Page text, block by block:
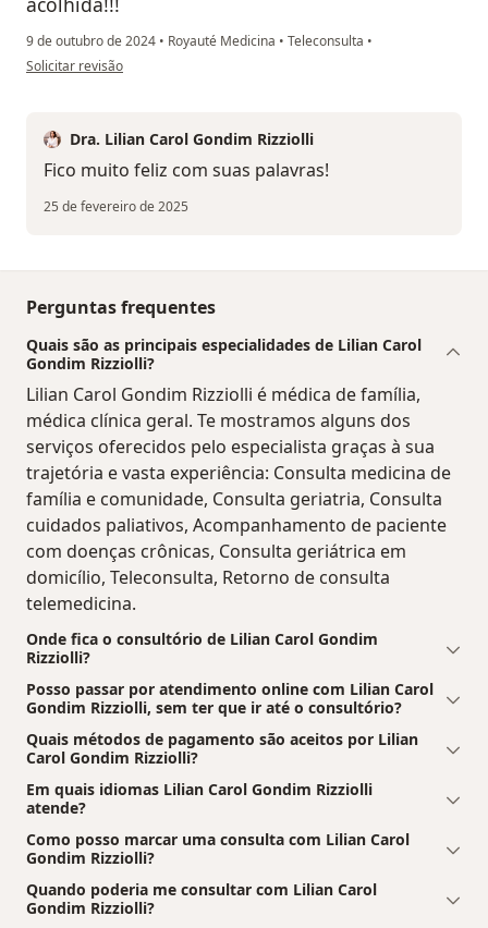
9 de outubro de 2024 • Royauté Medicina • Teleconsulta •
na opinião do utilizador .
Solicitar revisão
Dra. Lilian Carol Gondim Rizziolli
Fico muito feliz com suas palavras!
25 de fevereiro de 2025
Perguntas frequentes
Quais são as principais especialidades de Lilian Carol
Gondim Rizziolli?
Lilian Carol Gondim Rizziolli é médica de família,
médica clínica geral. Te mostramos alguns dos
serviços oferecidos pelo especialista graças à sua
trajetória e vasta experiência: Consulta medicina de
família e comunidade, Consulta geriatria, Consulta
cuidados paliativos, Acompanhamento de paciente
com doenças crônicas, Consulta geriátrica em
domicílio, Teleconsulta, Retorno de consulta
telemedicina.
Onde fica o consultório de Lilian Carol Gondim
Rizziolli?
Posso passar por atendimento online com Lilian Carol
Gondim Rizziolli, sem ter que ir até o consultório?
Quais métodos de pagamento são aceitos por Lilian
Carol Gondim Rizziolli?
Em quais idiomas Lilian Carol Gondim Rizziolli
atende?
Como posso marcar uma consulta com Lilian Carol
Gondim Rizziolli?
Quando poderia me consultar com Lilian Carol
Gondim Rizziolli?